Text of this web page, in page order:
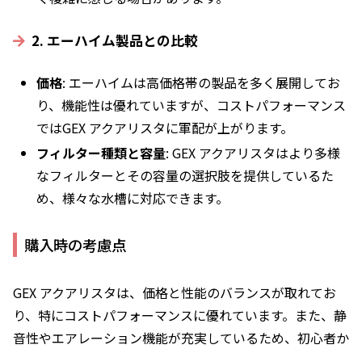
2. エーハイム製品との比較
価格: エーハイムは高価格帯の製品を多く展開してお
り、機能性は優れていますが、コストパフォーマンス
ではGEX アクアリスタに軍配が上がります。
フィルター種類と容量: GEX アクアリスタはより多様
なフィルターとその容量の選択肢を提供しているた
め、様々な水槽に対応できます。
購入時の考慮点
GEX アクアリスタは、価格と性能のバランスが取れてお
り、特にコストパフォーマンスに優れています。また、静
音性やエアレーション機能が充実しているため、初心者か